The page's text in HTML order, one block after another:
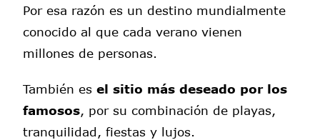
Por esa razón es un destino mundialmente
conocido al que cada verano vienen
millones de personas.
También esel sitio más deseado por los
famosos , por su combinación de playas,
tranquilidad, fiestas y lujos.